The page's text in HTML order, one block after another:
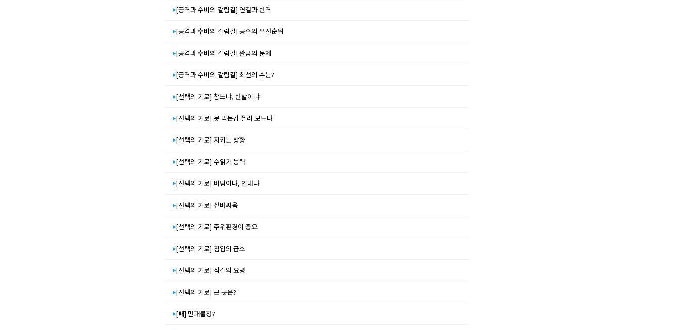
[공격과 수비의 갈림길] 연결과 반격
[공격과 수비의 갈림길] 공수의 우선순위
[공격과 수비의 갈림길] 완급의 문제
[공격과 수비의 갈림길] 최선의 수는?
[선택의 기로] 참느냐, 반발이냐
[선택의 기로] 못 먹는감 찔러 보느냐
[선택의 기로] 지키는 방향
[선택의 기로] 수읽기 능력
[선택의 기로] 버팀이냐, 인내냐
[선택의 기로] 샅바싸움
[선택의 기로] 주위환경이 중요
[선택의 기로] 침입의 급소
[선택의 기로] 삭감의 요령
[선택의 기로] 큰 곳은?
[패] 만패불청?